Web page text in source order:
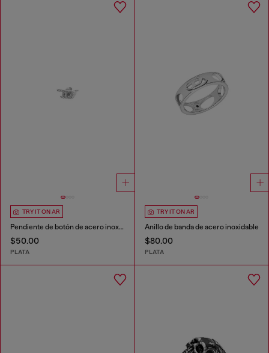
TRY IT ON AR
Pendiente de botón de acero inoxidable con brillo
$50.00
PLATA
TRY IT ON AR
Anillo de banda de acero inoxidable
$80.00
PLATA